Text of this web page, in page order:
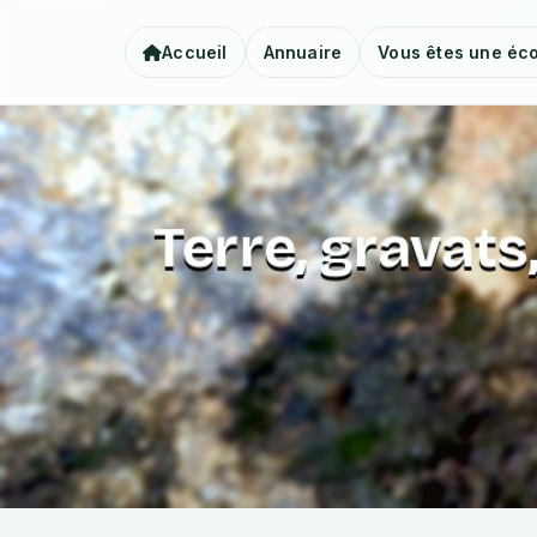
Accueil Annuaire Vous êtes une